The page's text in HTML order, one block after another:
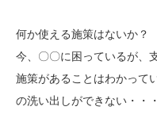
何か使える施策はないか？
今、〇〇に困っているが、
施策があることはわかって
の洗い出しができない・・・